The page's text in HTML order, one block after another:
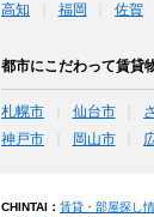
高知
福岡 佐賀
都市にこだわって賃貸
札幌市 仙台市
神戸市
岡山市
CHINTAI： 賃貸・部屋探し